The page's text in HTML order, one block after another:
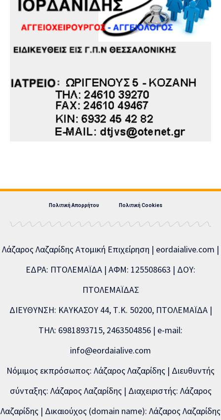
Πολιτική Απορρήτου Πολιτική Cookies
Λάζαρος Λαζαρίδης Ατομική Επιχείρηση | eordaialive.com |
ΕΔΡΑ: ΠΤΟΛΕΜΑΪΔΑ | ΑΦΜ: 125508663 | ΔΟΥ:
ΠΤΟΛΕΜΑΪΔΑΣ
ΔΙΕΥΘΥΝΣΗ: ΚΑΥΚΑΣΟΥ 44, Τ.Κ. 50200, ΠΤΟΛΕΜΑΪΔΑ |
ΤΗΛ: 6981893715, 2463504856 | e-mail:
info@eordaialive.com
Νόμιμος εκπρόσωπος: Λάζαρος Λαζαρίδης | Διευθυντής
σύνταξης: Λάζαρος Λαζαρίδης | Διαχειριστής: Λάζαρος
Λαζαρίδης | Δικαιούχος (domain name): Λάζαρος Λαζαρίδης